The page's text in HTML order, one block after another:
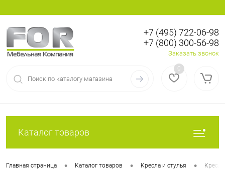
Регистрация
+7 (495) 722-06-98
+7 (800) 300-56-98
Заказать звонок
0
Каталог товаров
Главная страница • Каталог товаров • Кресла и стулья • Кресла